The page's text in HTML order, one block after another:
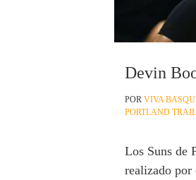
Devin
POR VIVA
PORTLAND
Los Suns de
realizado por